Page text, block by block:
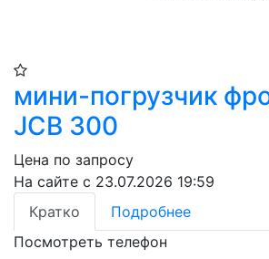
мини-погрузчик
JCB 300
Цена по запросу
На сайте с 23.07.2026 19:59
Кратко
Подробнее
Посмотреть телефон